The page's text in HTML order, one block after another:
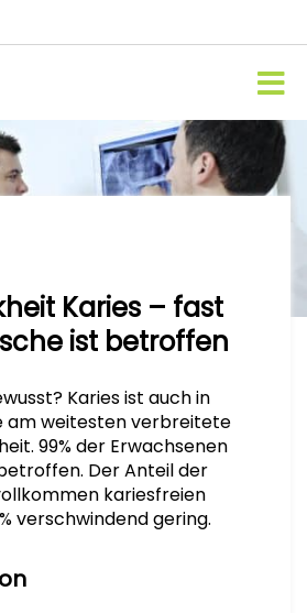
Karies – fast
ist betroffen
Karies ist auch in
am weitesten verbreitete
99% der Erwachsenen
Der Anteil der
kariesfreien
verschwindend gering.